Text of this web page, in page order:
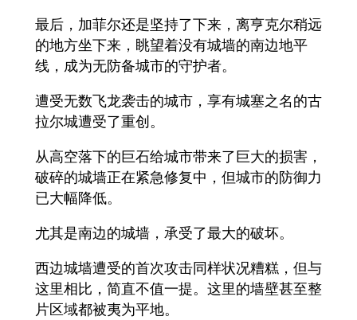
最后，加菲尔还是坚持了下来，离亨克尔稍远
的地方坐下来，眺望着没有城墙的南边地平
线，成为无防备城市的守护者。
遭受无数飞龙袭击的城市，享有城塞之名的古
拉尔城遭受了重创。
从高空落下的巨石给城市带来了巨大的损害，
破碎的城墙正在紧急修复中，但城市的防御力
已大幅降低。
尤其是南边的城墙，承受了最大的破坏。
西边城墙遭受的首次攻击同样状况糟糕，但与
这里相比，简直不值一提。这里的墙壁甚至整
片区域都被夷为平地。